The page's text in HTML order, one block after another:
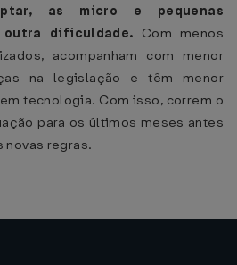
as micro e pequenas
outra dificuldade. Com menos
acompanham com menor
na legislação e têm menor
tecnologia. Com isso, correm o
para os últimos meses antes
novas regras.